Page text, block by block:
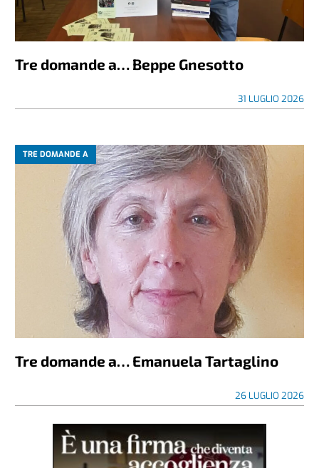
Tre domande a… Beppe Gnesotto
31 LUGLIO 2026
TRE DOMANDE A
Tre domande a… Emanuela Tartaglino
26 LUGLIO 2026